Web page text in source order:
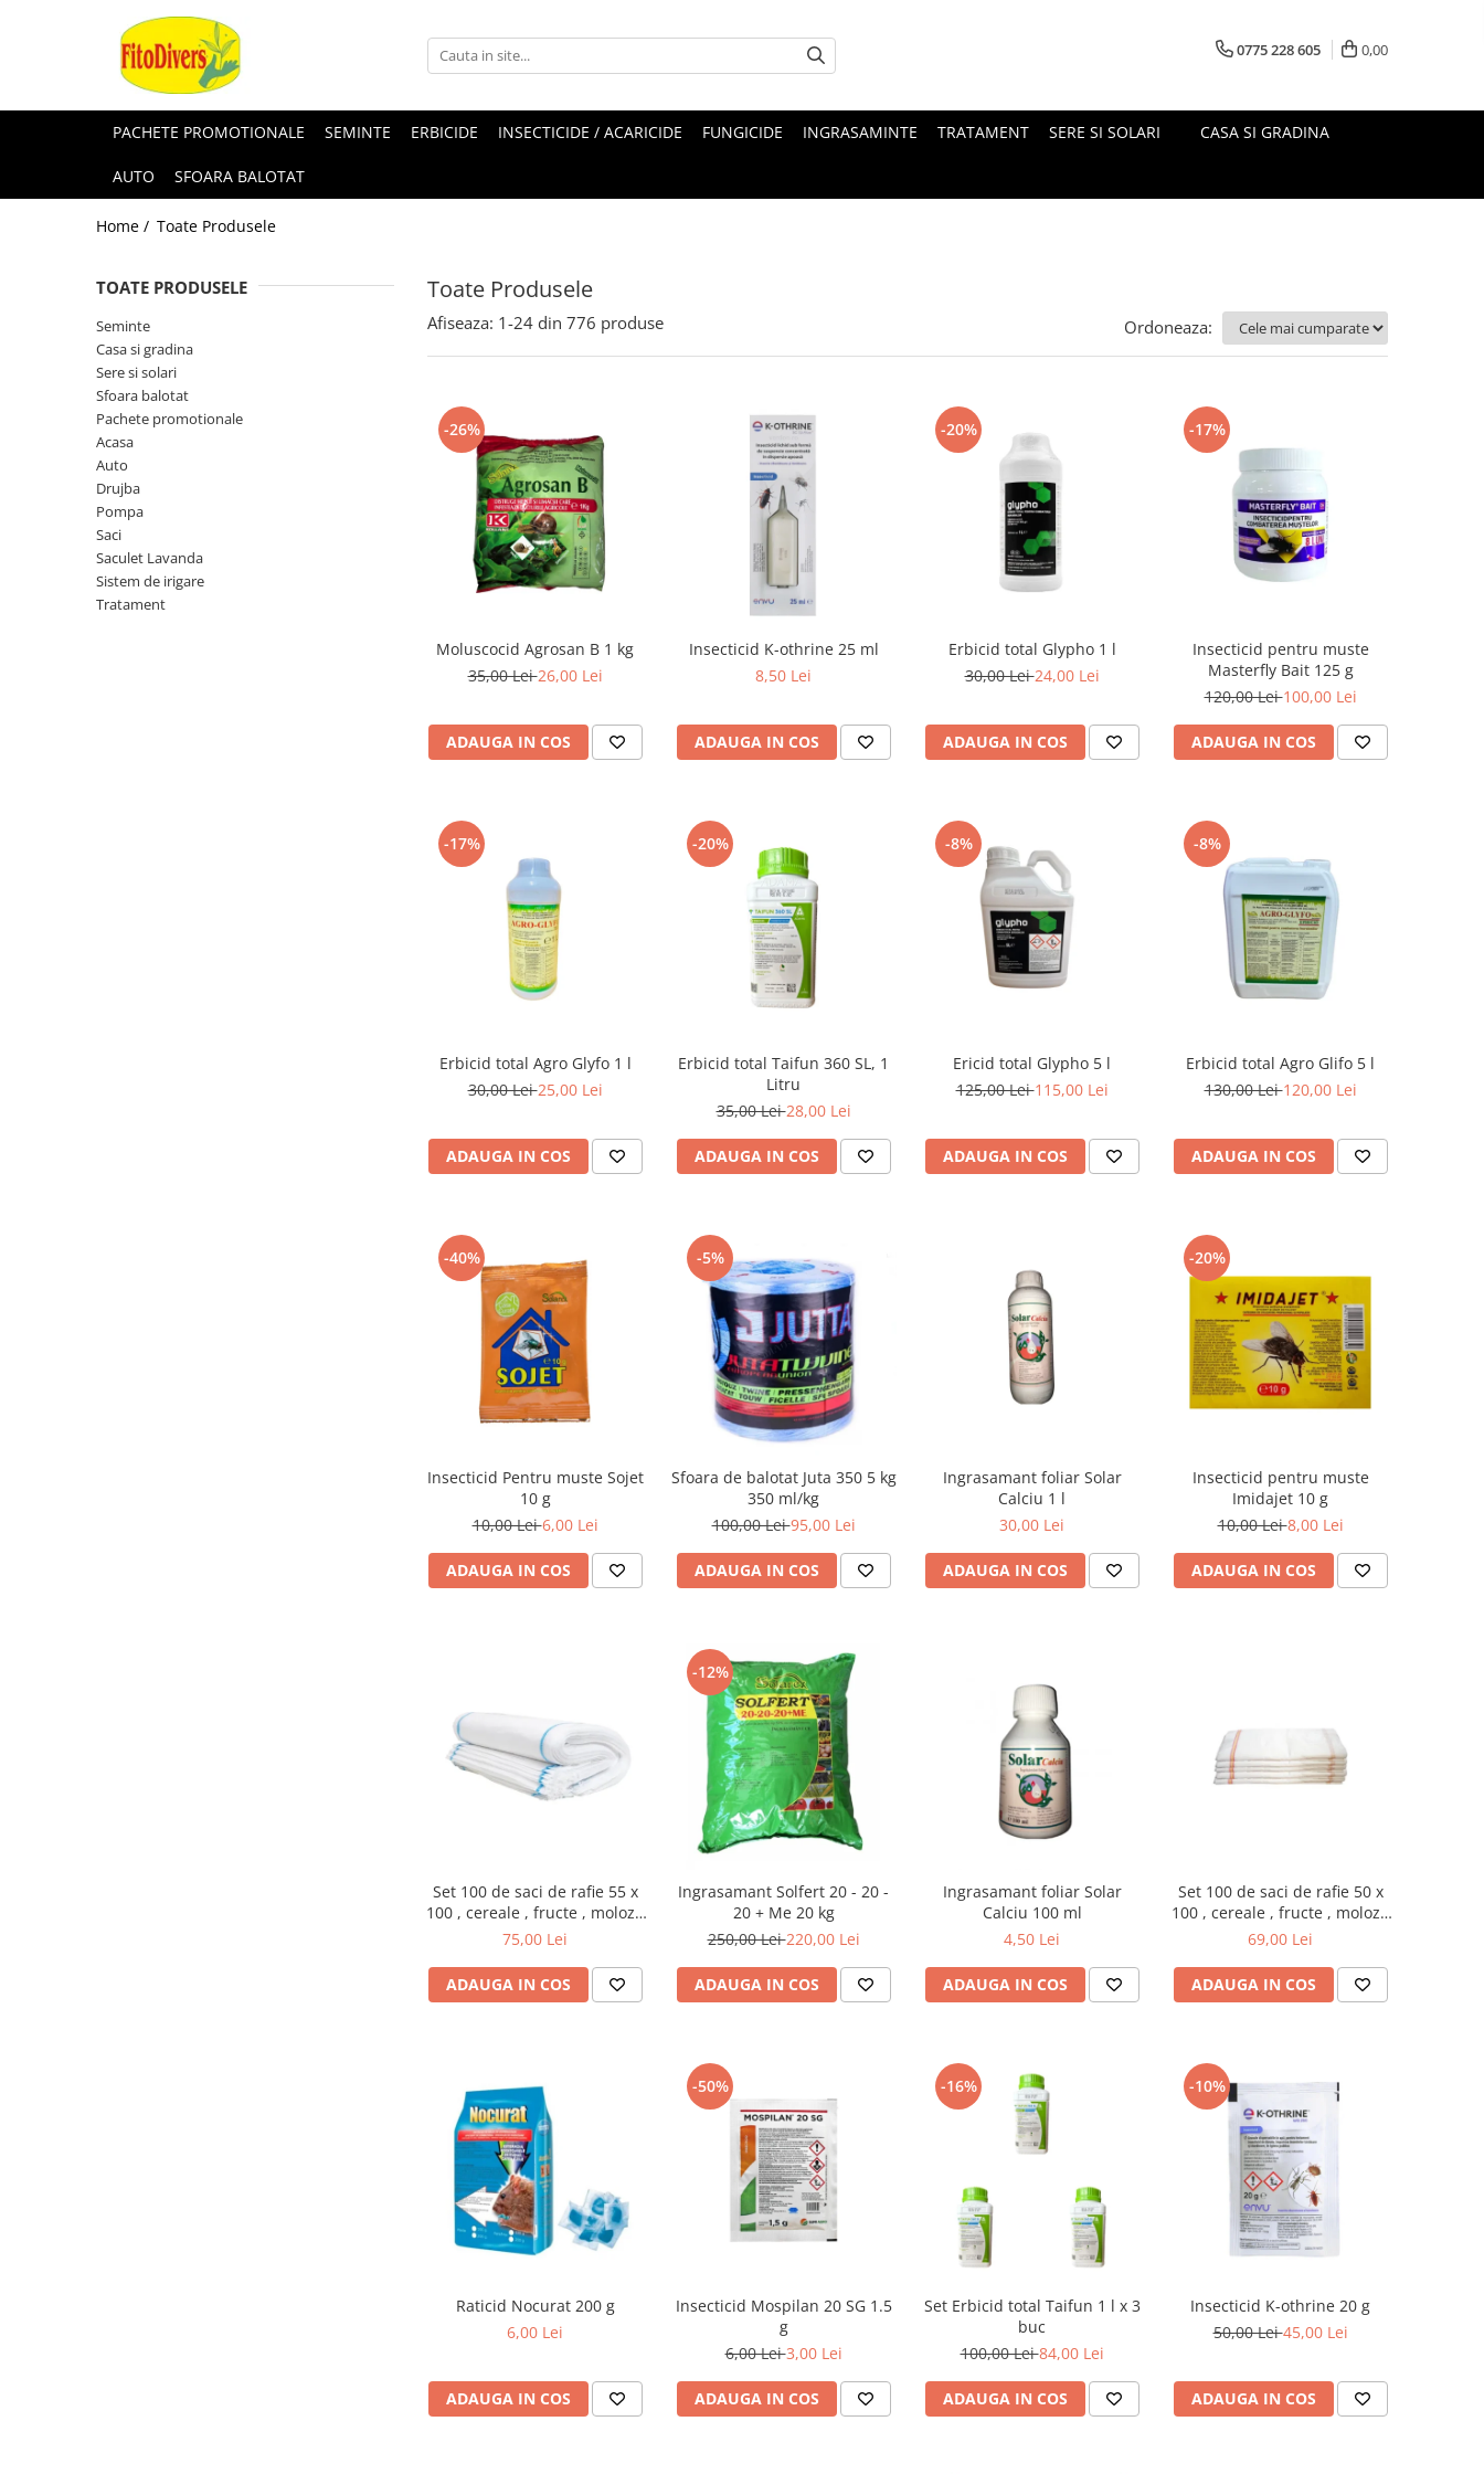
0775 228 605 0,00
PACHETE PROMOTIONALE SEMINTE ERBICIDE INSECTICIDE / ACARICIDE FUNGICIDE INGRASAMINTE TRATAMENT SERE SI SOLARI CASA SI GRADINA
AUTO SFOARA BALOTAT
Home / Toate Produsele
Toate Produsele
TOATE PRODUSELE
Seminte
Casa si gradina
Sere si solari
Sfoara balotat
Pachete promotionale
Acasa
Auto
Drujba
Pompa
Saci
Saculet Lavanda
Sistem de irigare
Tratament
Afiseaza: 1-24 din 776 produse Ordoneaza:
-26%
Moluscocid Agrosan B 1 kg
35,00 Lei26,00 Lei
ADAUGA IN COS
Insecticid K-othrine 25 ml
8,50 Lei
ADAUGA IN COS
-20%
Erbicid total Glypho 1 l
30,00 Lei24,00 Lei
ADAUGA IN COS
-17%
Insecticid pentru muste
Masterfly Bait 125 g
120,00 Lei100,00 Lei
ADAUGA IN COS
-17%
Erbicid total Agro Glyfo 1 l
30,00 Lei25,00 Lei
ADAUGA IN COS
-20%
Erbicid total Taifun 360 SL, 1
Litru
35,00 Lei28,00 Lei
ADAUGA IN COS
-8%
Ericid total Glypho 5 l
125,00 Lei115,00 Lei
ADAUGA IN COS
-8%
Erbicid total Agro Glifo 5 l
130,00 Lei120,00 Lei
ADAUGA IN COS
-40%
Insecticid Pentru muste Sojet
10 g
10,00 Lei6,00 Lei
ADAUGA IN COS
-5%
Sfoara de balotat Juta 350 5 kg
350 ml/kg
100,00 Lei95,00 Lei
ADAUGA IN COS
Ingrasamant foliar Solar
Calciu 1 l
30,00 Lei
ADAUGA IN COS
-20%
Insecticid pentru muste
Imidajet 10 g
10,00 Lei8,00 Lei
ADAUGA IN COS
Set 100 de saci de rafie 55 x
100 , cereale , fructe , moloz ,
menaj si depozitare
75,00 Lei
ADAUGA IN COS
-12%
Ingrasamant Solfert 20 - 20 -
20 + Me 20 kg
250,00 Lei220,00 Lei
ADAUGA IN COS
Ingrasamant foliar Solar
Calciu 100 ml
4,50 Lei
ADAUGA IN COS
Set 100 de saci de rafie 50 x
100 , cereale , fructe , moloz ,
menaj si depozitare
69,00 Lei
ADAUGA IN COS
Raticid Nocurat 200 g
6,00 Lei
ADAUGA IN COS
-50%
Insecticid Mospilan 20 SG 1.5
g
6,00 Lei3,00 Lei
ADAUGA IN COS
-16%
Set Erbicid total Taifun 1 l x 3
buc
100,00 Lei84,00 Lei
ADAUGA IN COS
-10%
Insecticid K-othrine 20 g
50,00 Lei45,00 Lei
ADAUGA IN COS